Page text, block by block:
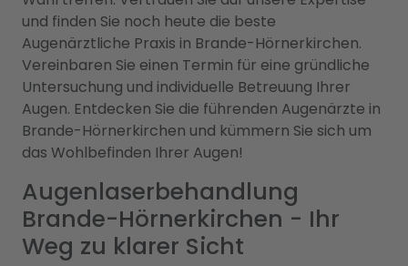
und finden Sie noch heute die beste
Augenärztliche Praxis in Brande-Hörnerkirchen.
Vereinbaren Sie einen Termin für eine gründliche
Untersuchung und individuelle Betreuung Ihrer
Augen. Entdecken Sie die führenden Augenärzte in
Brande-Hörnerkirchen und kümmern Sie sich um
das Wohlbefinden Ihrer Augen!
Augenlaserbehandlung
Brande-Hörnerkirchen - Ihr
Weg zu klarer Sicht